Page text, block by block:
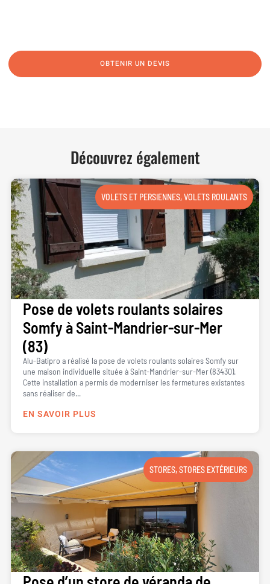
OBTENIR UN DEVIS
Découvrez également
VOLETS ET PERSIENNES,VOLETS ROULANTS
Pose de volets roulants solaires
Somfy à Saint-Mandrier-sur-Mer
(83)
Alu-Batipro a réalisé la pose de volets roulants solaires Somfy sur
une maison individuelle située à Saint-Mandrier-sur-Mer (83430).
Cette installation a permis de moderniser les fermetures existantes
sans réaliser de...
EN SAVOIR PLUS
STORES,STORES EXTÉRIEURS